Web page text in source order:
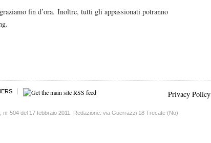
fin d’ora. Inoltre, tutti gli appassionati potranno
Privacy Policy
504 del 17 febbraio 2011. Redazione: via Guerrazzi 18 Trecate (No)